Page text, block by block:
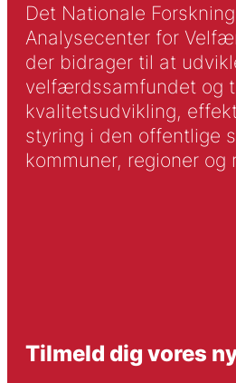
Det Nationale
Analysecenter for
der bidrager til at
velfærdssamfundet og
kvalitetsudvikling,
styring i den offentlige
kommuner, regioner og
Tilmeld dig vores